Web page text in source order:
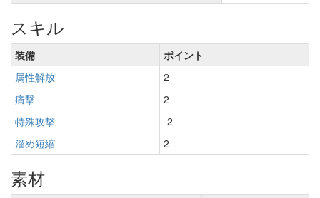
スキル
装備
ポイント
属性解放
2
痛撃
2
特殊攻撃
-2
溜め短縮
2
素材